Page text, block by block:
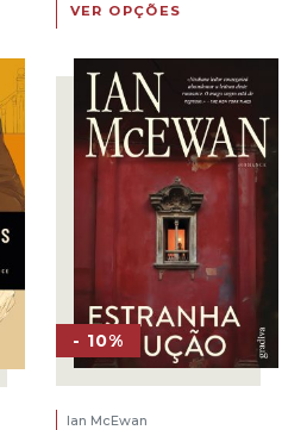
VER OPÇÕES
- 10%
Ian McEwan